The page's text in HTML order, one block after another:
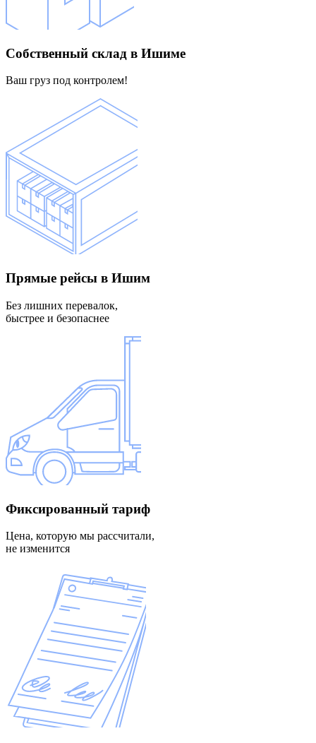
Собственный склад в Ишиме
Ваш груз под контролем!
Прямые рейсы в Ишим
Без лишних перевалок,
быстрее и безопаснее
Фиксированный тариф
Цена, которую мы рассчитали,
не изменится